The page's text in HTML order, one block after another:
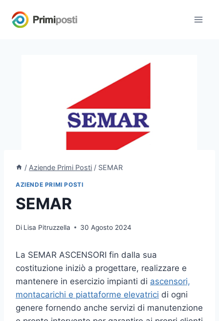
/ Aziende Primi Posti / SEMAR
AZIENDE PRIMI POSTI
SEMAR
Di Lisa Pitruzzella 30 Agosto 2024
La SEMAR ASCENSORI fin dalla sua
costituzione iniziò a progettare, realizzare e
mantenere in esercizio impianti di ascensori,
montacarichi e piattaforme elevatrici di ogni
genere fornendo anche servizi di manutenzione